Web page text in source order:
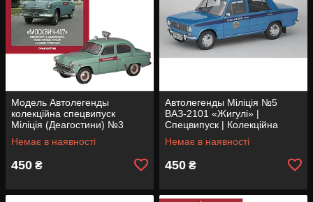
Модель Автолегенды
колекційна спецвипуск
Міліція (Деагостини) №3
Москвич-407 (1:43)
Немає в наявності
450 ₴
Автолегенды Міліція №5
ВАЗ-2101 «Жигулі» |
Спецвипуск | Колекційна
модель 1:43 | Деагостини
Немає в наявності
450 ₴